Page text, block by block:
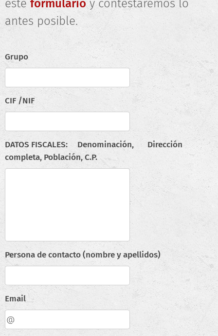
este formularioy contestaremos lo
antes posible.
Grupo
CIF /NIF
DATOS FISCALES: Denominación, Dirección
completa, Población, C.P.
Persona de contacto (nombre y apellidos)
Email